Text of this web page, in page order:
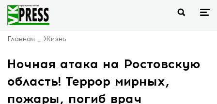
Главная Жизнь
Ночная атака на Ростовскую
область! Террор мирных,
пожары, погиб врач